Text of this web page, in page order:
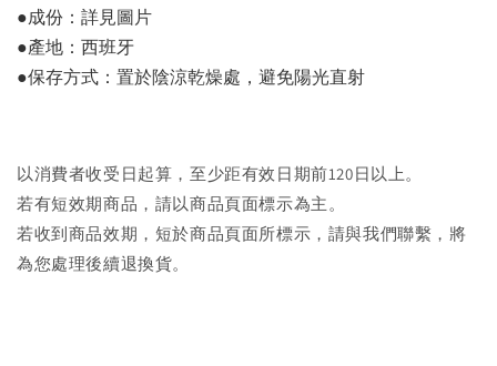
●成份：詳見圖片
●產地：西班牙
●保存方式：置於陰涼乾燥處，避免陽光直射
以消費者收受日起算，至少距有效日期前120日以上。
若有短效期商品，請以商品頁面標示為主。
若收到商品效期，短於商品頁面所標示，請與我們聯繫，將
為您處理後續退換貨。